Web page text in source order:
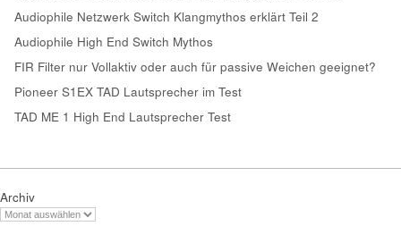
Audiophile Netzwerk Switch Klangmythos erklärt Teil 2
Audiophile High End Switch Mythos
FIR Filter nur Vollaktiv oder auch für passive Weichen geeignet?
Pioneer S1EX TAD Lautsprecher im Test
TAD ME 1 High End Lautsprecher Test
Archiv